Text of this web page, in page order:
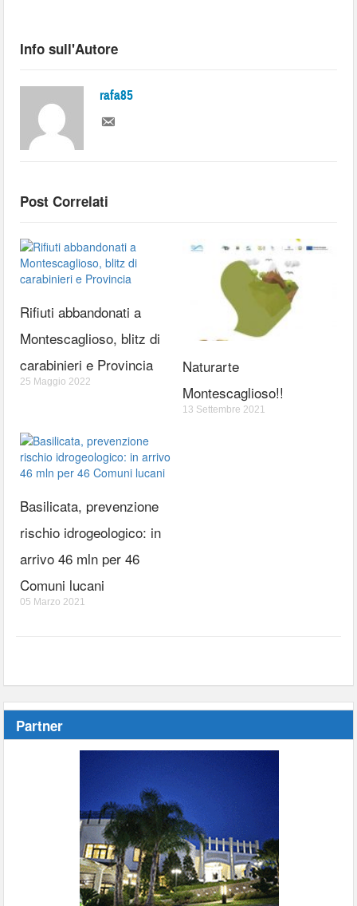
Info sull'Autore
rafa85
Post Correlati
Rifiuti abbandonati a
Montescaglioso, blitz di
carabinieri e Provincia
25 Maggio 2022
Naturarte
Montescaglioso!!
13 Settembre 2021
Basilicata, prevenzione
rischio idrogeologico: in
arrivo 46 mln per 46
Comuni lucani
05 Marzo 2021
Partner